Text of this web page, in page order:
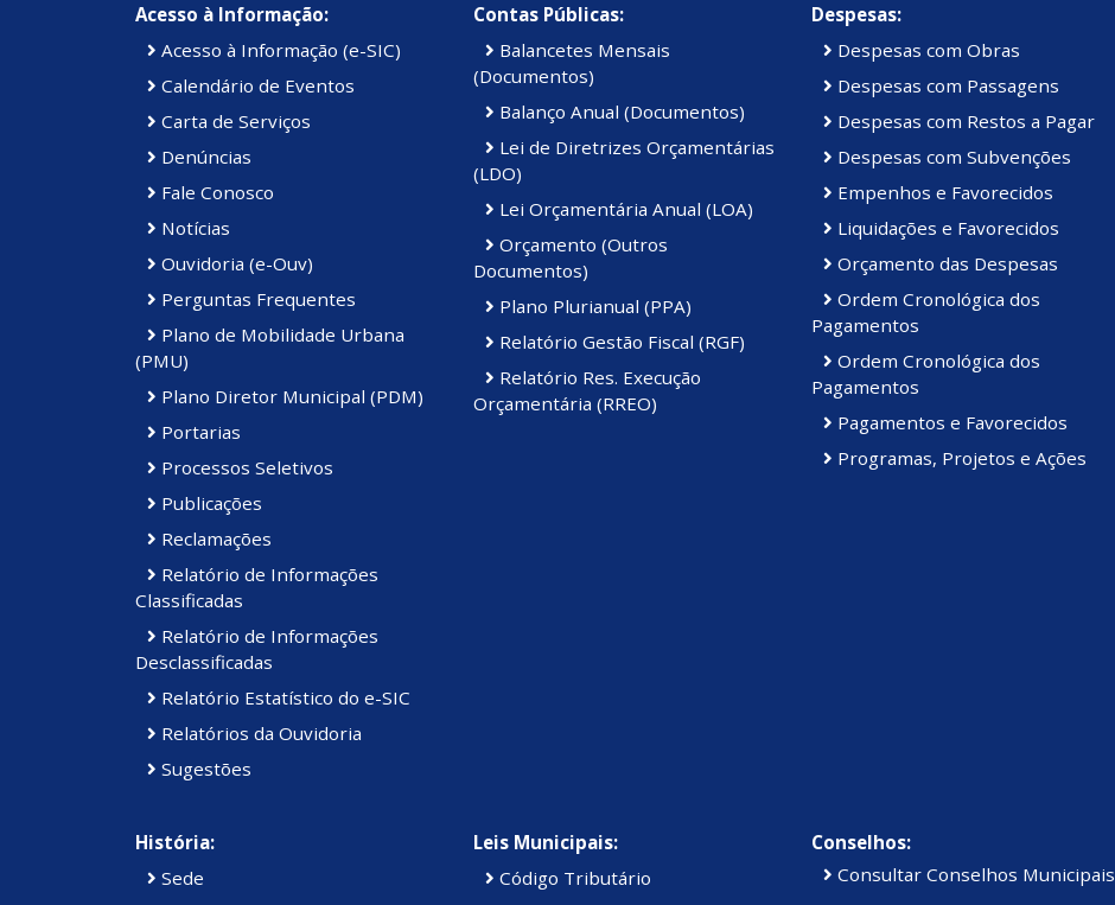
Acesso à Informação:
Acesso à Informação (e-SIC)
Calendário de Eventos
Carta de Serviços
Denúncias
Fale Conosco
Notícias
Ouvidoria (e-Ouv)
Perguntas Frequentes
Plano de Mobilidade Urbana
(PMU)
Plano Diretor Municipal (PDM)
Portarias
Processos Seletivos
Publicações
Reclamações
Relatório de Informações
Classificadas
Relatório de Informações
Desclassificadas
Relatório Estatístico do e-SIC
Relatórios da Ouvidoria
Sugestões
Contas Públicas:
Balancetes Mensais
(Documentos)
Balanço Anual (Documentos)
Lei de Diretrizes Orçamentárias
(LDO)
Lei Orçamentária Anual (LOA)
Orçamento (Outros
Documentos)
Plano Plurianual (PPA)
Relatório Gestão Fiscal (RGF)
Relatório Res. Execução
Orçamentária (RREO)
Despesas:
Despesas com Obras
Despesas com Passagens
Despesas com Restos a Pagar
Despesas com Subvenções
Empenhos e Favorecidos
Liquidações e Favorecidos
Orçamento das Despesas
Ordem Cronológica dos
Pagamentos
Ordem Cronológica dos
Pagamentos
Pagamentos e Favorecidos
Programas, Projetos e Ações
História:
Sede
Leis Municipais:
Código Tributário
Conselhos:
Consultar Conselhos Municipais